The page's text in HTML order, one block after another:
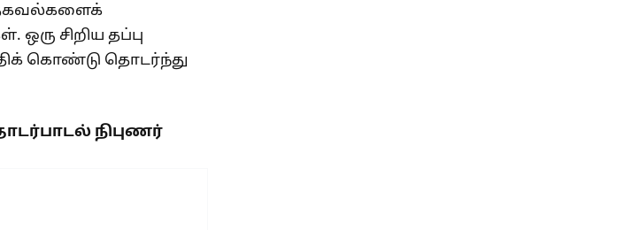
தகவல்களைக்
ஒரு சிறிய தப்பு
கொண்டு தொடர்ந்து
நிபுணர்